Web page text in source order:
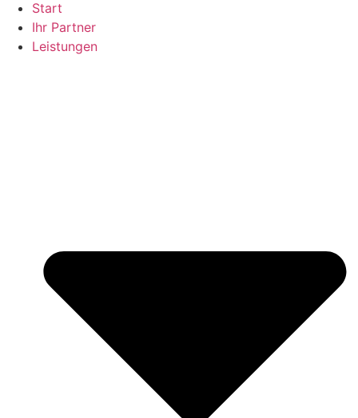
Start
Ihr Partner
Leistungen